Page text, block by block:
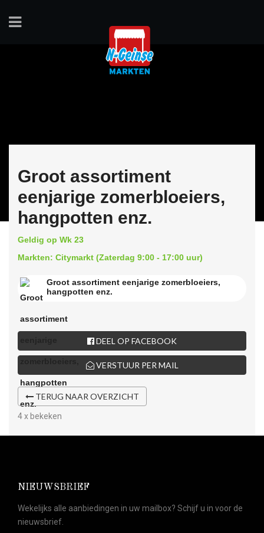
Groot assortiment
eenjarige zomerbloeiers,
hangpotten enz.
Geldig op Wk 23
Markten: Citymarkt (Zaterdag 9:00 - 17:00 uur)
Groot assortiment eenjarige zomerbloeiers,
hangpotten enz.
DEEL OP FACEBOOK
VERSTUUR PER MAIL
TERUG NAAR OVERZICHT
4 x bekeken
NIEUWSBRIEF
Wekelijks alle aanbiedingen in uw mailbox? Schijf u in voor de
nieuwsbrief.